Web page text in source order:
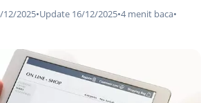
12/2025•Update 16/12/2025•4 menit baca•